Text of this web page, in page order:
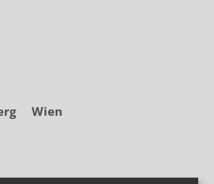
Wien